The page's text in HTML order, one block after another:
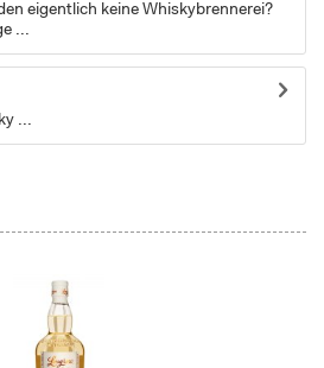
eigentlich keine Whiskybrennerei?
...
...